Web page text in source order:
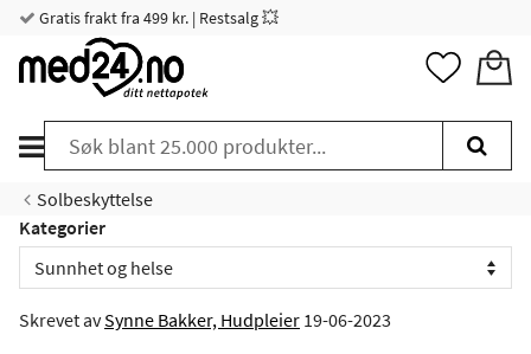
Gratis frakt fra 499 kr. | Restsalg 💥
Solbeskyttelse
Kategorier
Skrevet avSynne Bakker, Hudpleier 19-06-2023